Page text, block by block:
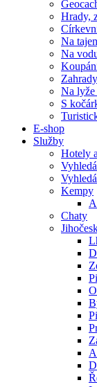
Hrady,
Na
Na
Na lyže
S
E-shop
Služby
Hotely
Kempy
Chaty